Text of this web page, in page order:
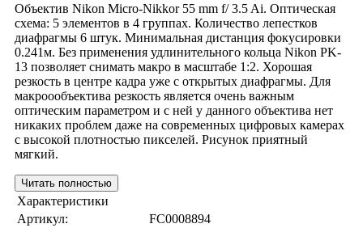
Объектив Nikon Micro-Nikkor 55 mm f/ 3.5 Ai. Оптическая
схема: 5 элементов в 4 группах. Количество лепестков
диафрагмы 6 штук. Минимальная дистанция фокусировки
0.241м. Без применения удлинительного кольца Nikon PK-
13 позволяет снимать макро в масштабе 1:2. Хорошая
резкость в центре кадра уже с открытых диафрагмы. Для
макроообъектива резкость является очень важным
оптическим параметром и с ней у данного объектива нет
никаких проблем даже на современных цифровых камерах
с высокой плотностью пикселей. Рисунок приятный
мягкий.
Читать полностью
Характеристики
Артикул:
FC0008894